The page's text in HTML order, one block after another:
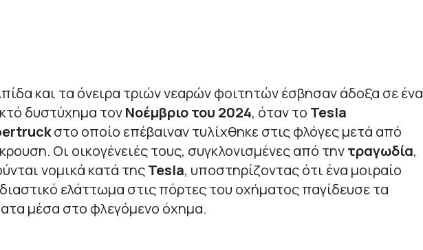
και τα όνειρα τριών νεαρών φοιτητών έσβησαν άδοξα σε ένα
δυστύχημα τονΝοέμβριο του 2024, όταν το Tesla
στο οποίο επέβαιναν τυλίχθηκε στις φλόγες μετά από
Οι οικογένειές τους, συγκλονισμένες από τηντραγωδία,
νομικά κατά τηςTesla, υποστηρίζοντας ότι ένα μοιραίο
ελάττωμα στις πόρτες του οχήματος παγίδευσε τα
μέσα στο φλεγόμενο όχημα.